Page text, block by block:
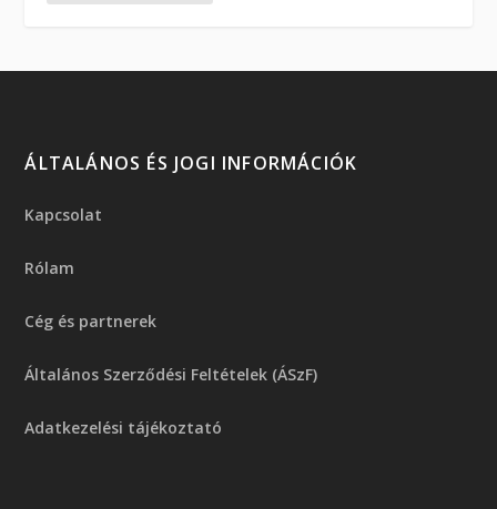
ÁLTALÁNOS ÉS JOGI INFORMÁCIÓK
Kapcsolat
Rólam
Cég és partnerek
Általános Szerződési Feltételek (ÁSzF)
Adatkezelési tájékoztató